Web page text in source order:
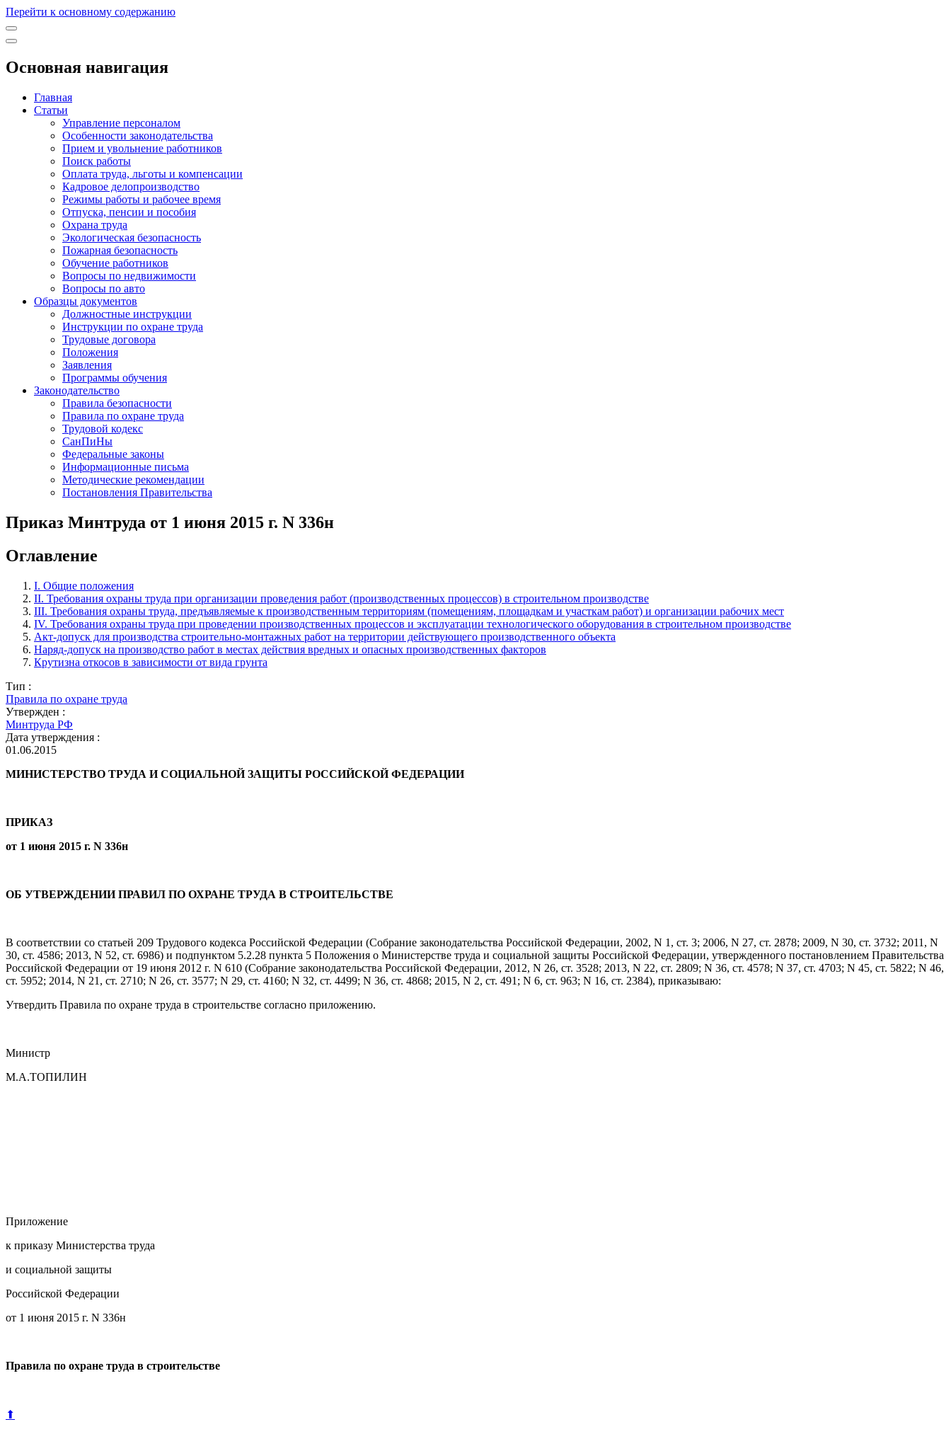
Перейти к основному содержанию
Основная навигация
Главная
Статьи
Управление персоналом
Особенности законодательства
Прием и увольнение работников
Поиск работы
Оплата труда, льготы и компенсации
Кадровое делопроизводство
Режимы работы и рабочее время
Отпуска, пенсии и пособия
Охрана труда
Экологическая безопасность
Пожарная безопасность
Обучение работников
Вопросы по недвижимости
Вопросы по авто
Образцы документов
Должностные инструкции
Инструкции по охране труда
Трудовые договора
Положения
Заявления
Программы обучения
Законодательство
Правила безопасности
Правила по охране труда
Трудовой кодекс
СанПиНы
Федеральные законы
Информационные письма
Методические рекомендации
Постановления Правительства
Приказ Минтруда от 1 июня 2015 г. N 336н
Оглавление
I. Общие положения
II. Требования охраны труда при организации проведения работ (производственных процессов) в строительном производстве
III. Требования охраны труда, предъявляемые к производственным территориям (помещениям, площадкам и участкам работ) и организации рабочих мест
IV. Требования охраны труда при проведении производственных процессов и эксплуатации технологического оборудования в строительном производстве
Акт-допуск для производства строительно-монтажных работ на территории действующего производственного объекта
Наряд-допуск на производство работ в местах действия вредных и опасных производственных факторов
Крутизна откосов в зависимости от вида грунта
Тип :
Правила по охране труда
Утвержден :
Минтруда РФ
Дата утверждения :
01.06.2015
МИНИСТЕРСТВО ТРУДА И СОЦИАЛЬНОЙ ЗАЩИТЫ РОССИЙСКОЙ ФЕДЕРАЦИИ
ПРИКАЗ
от 1 июня 2015 г. N 336н
ОБ УТВЕРЖДЕНИИ ПРАВИЛ ПО ОХРАНЕ ТРУДА В СТРОИТЕЛЬСТВЕ
В соответствии со статьей 209 Трудового кодекса Российской Федерации (Собрание законодательства Российской Федерации, 2002, N 1, ст. 3; 2006, N 27, ст. 2878; 2009, N 30, ст. 3732; 2011, N
30, ст. 4586; 2013, N 52, ст. 6986) и подпунктом 5.2.28 пункта 5 Положения о Министерстве труда и социальной защиты Российской Федерации, утвержденного постановлением Правительства
Российской Федерации от 19 июня 2012 г. N 610 (Собрание законодательства Российской Федерации, 2012, N 26, ст. 3528; 2013, N 22, ст. 2809; N 36, ст. 4578; N 37, ст. 4703; N 45, ст. 5822; N 46,
ст. 5952; 2014, N 21, ст. 2710; N 26, ст. 3577; N 29, ст. 4160; N 32, ст. 4499; N 36, ст. 4868; 2015, N 2, ст. 491; N 6, ст. 963; N 16, ст. 2384), приказываю:
Утвердить Правила по охране труда в строительстве согласно приложению.
Министр
М.А.ТОПИЛИН
Приложение
к приказу Министерства труда
и социальной защиты
Российской Федерации
от 1 июня 2015 г. N 336н
Правила по охране труда в строительстве
⬆